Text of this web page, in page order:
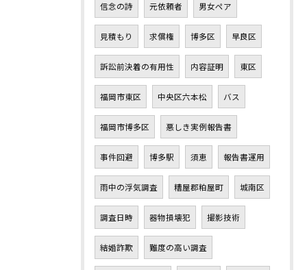
信念の詩 元依頼者 男女ペア
見積もり 求償権 博多区 早良区
訴訟前決着の有用性 内容証明 東区
福岡市東区 中央区六本松 バス
福岡市博多区 悪しき実例報告書
事件回避 博多駅 須恵 報告書運用
雨中の浮気調査 糟屋郡粕屋町 城南区
調査日時 器物損壊犯 撮影技術
結婚詐欺 難度の高い調査